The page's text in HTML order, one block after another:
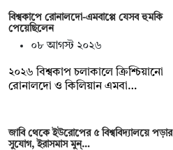
বিশ্বকাপে রোনালদো-এমবাপ্পে যেসব হুমকি
পেয়েছিলেন
০৮ আগস্ট ২০২৬
২০২৬ বিশ্বকাপ চলাকালে ক্রিশ্চিয়ানো
রোনালদো ও কিলিয়ান এমবা…
জাবি থেকে ইউরোপের ৫ বিশ্ববিদ্যালয়ে পড়ার
সুযোগ, ইরাসমাস মুন্…